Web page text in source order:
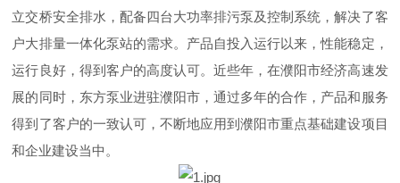
立交桥安全排水，配备四台大功率排污泵及控制系统，解决了客
户大排量一体化泵站的需求。产品自投入运行以来，性能稳定，
运行良好，得到客户的高度认可。近些年，在濮阳市经济高速发
展的同时，东方泵业进驻濮阳市，通过多年的合作，产品和服务
得到了客户的一致认可，不断地应用到濮阳市重点基础建设项目
和企业建设当中。